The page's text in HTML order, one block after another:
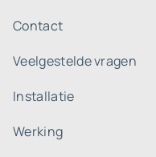
Contact
Veelgestelde vragen
Installatie
Werking